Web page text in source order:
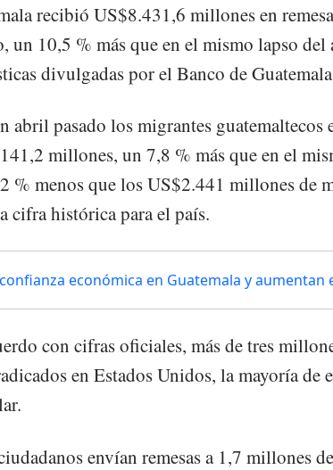
recibió US$8.431,6 millones en
un 10,5 % más que en el mismo lapso
divulgadas por el Banco de
abril pasado los migrantes guatemaltecos
millones, un 7,8 % más que en el
% menos que los US$2.441 millones de
cifra histórica para el país.
económica en Guatemala y aumentan
con cifras oficiales, más de tres
en Estados Unidos, la mayoría de
envían remesas a 1,7 millones